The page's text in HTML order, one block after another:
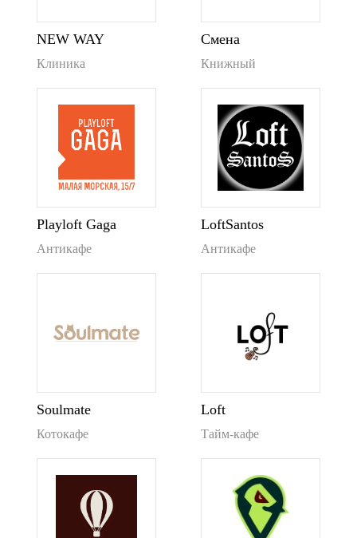
NEW WAY
Клиника
Смена
Книжный
Playloft Gaga
Антикафе
LoftSantos
Антикафе
Soulmate
Котокафе
Loft
Тайм-кафе